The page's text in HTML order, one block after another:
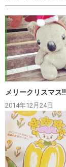
メリークリスマス‼︎
2014年12月24日